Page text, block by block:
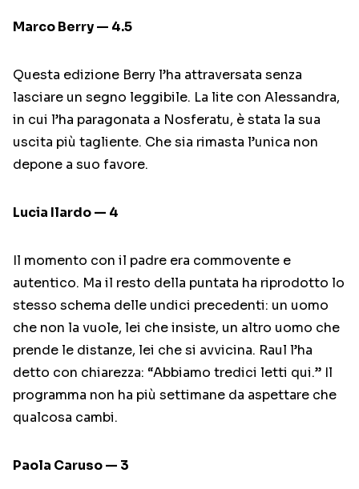
Marco Berry — 4.5
Questa edizione Berry l’ha attraversata senza
lasciare un segno leggibile. La lite con Alessandra,
in cui l’ha paragonata a Nosferatu, è stata la sua
uscita più tagliente. Che sia rimasta l’unica non
depone a suo favore.
Lucia Ilardo — 4
Il momento con il padre era commovente e
autentico. Ma il resto della puntata ha riprodotto lo
stesso schema delle undici precedenti: un uomo
che non la vuole, lei che insiste, un altro uomo che
prende le distanze, lei che si avvicina. Raul l’ha
detto con chiarezza: “Abbiamo tredici letti qui.” Il
programma non ha più settimane da aspettare che
qualcosa cambi.
Paola Caruso — 3